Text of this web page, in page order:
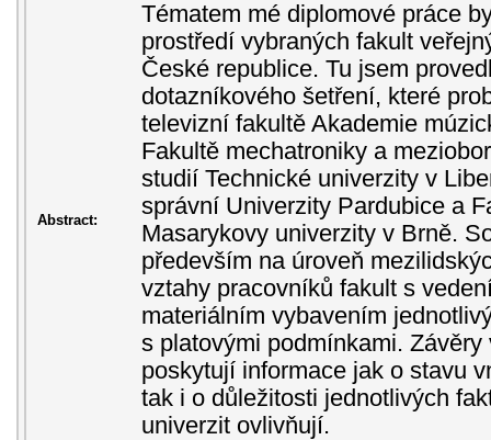
Abstract:
Tématem mé diplomové práce
prostředí vybraných fakult
České republice. Tu jsem
dotazníkového šetření, které
televizní fakultě Akademie
Fakultě mechatroniky a
studií Technické univerzity v
správní Univerzity Pardubice a
Masarykovy univerzity v Brně.
především na úroveň
vztahy pracovníků fakult s
materiálním vybavením
s platovými podmínkami. Závěry
poskytují informace jak o stavu
tak i o důležitosti jednotlivých
univerzit ovlivňují.